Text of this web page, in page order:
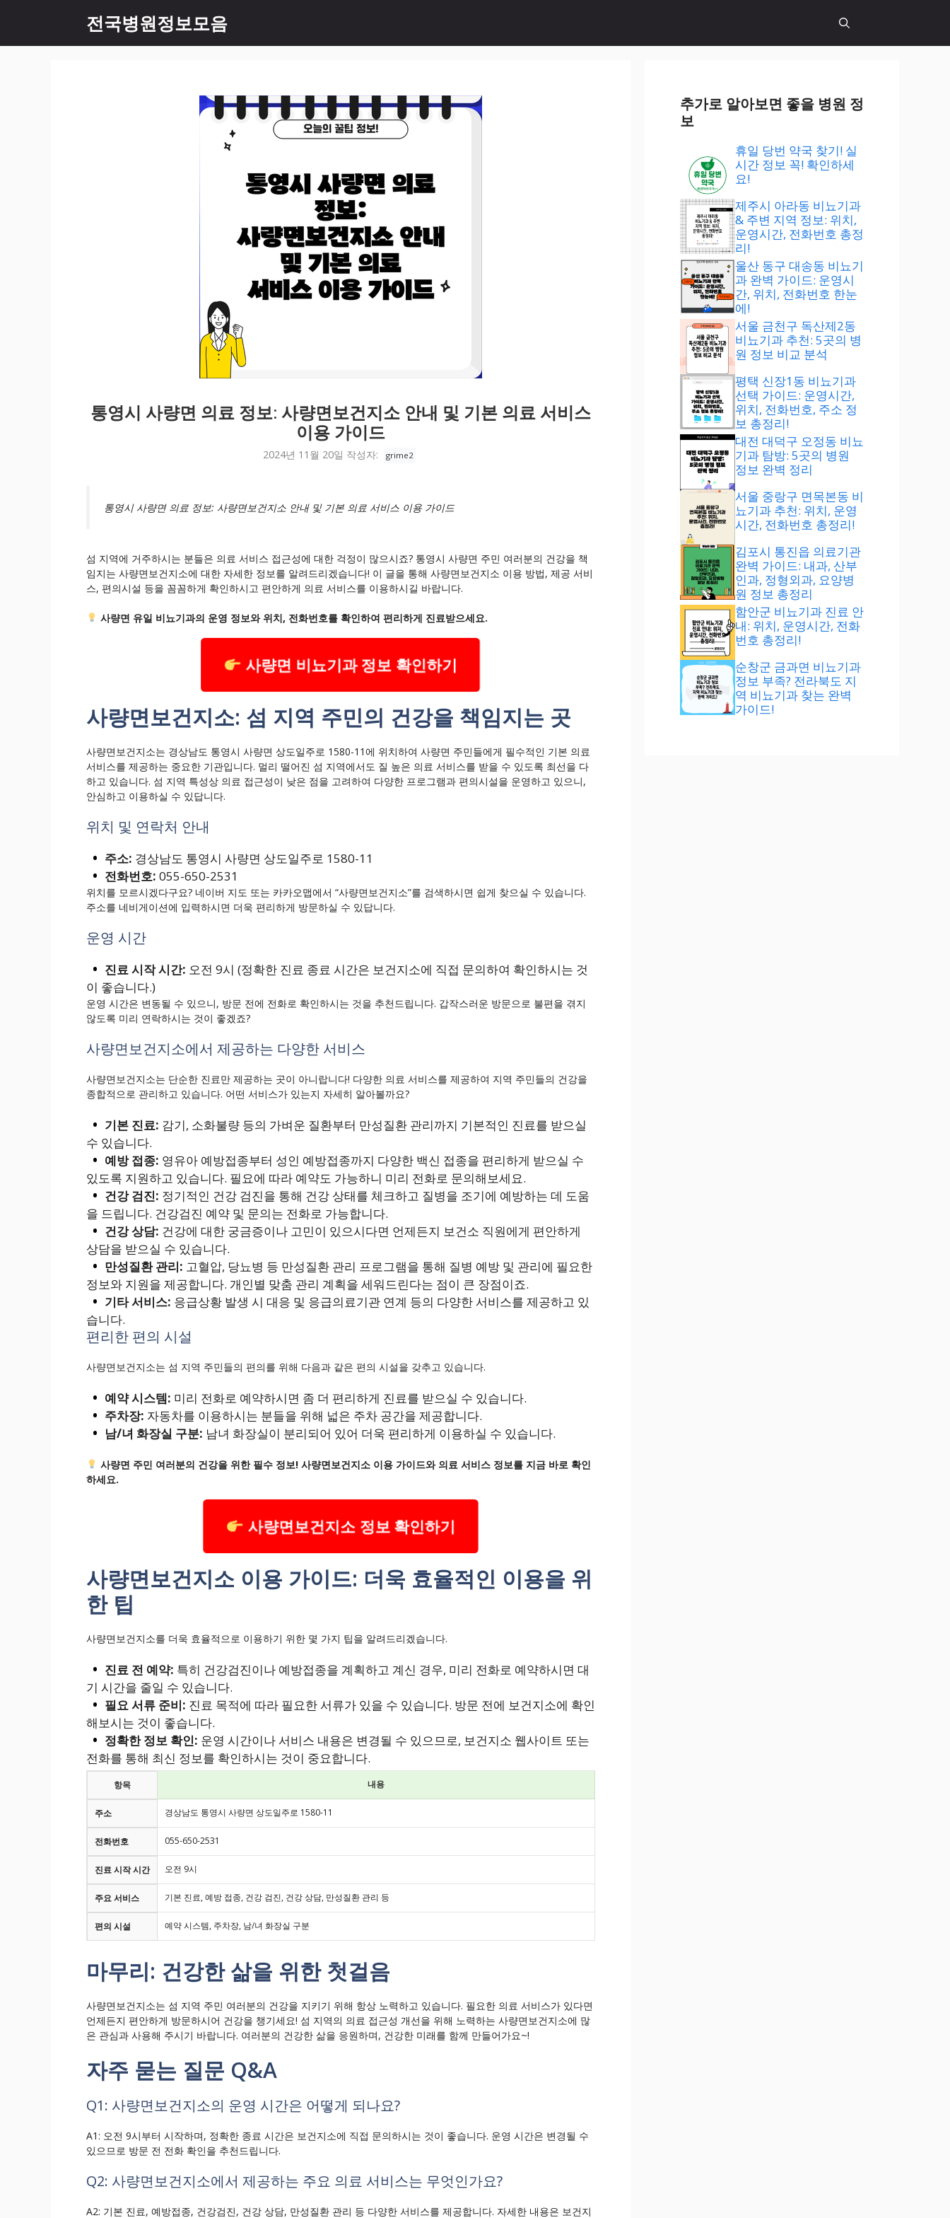
츠
전국병원정보모음
통영시 사량면 의료 정보: 사량면보건지소 안내 및 기본 의료 서비스
이용 가이드
2024년 11월 20일 작성자: grime2
통영시 사량면 의료 정보: 사량면보건지소 안내 및 기본 의료 서비스 이용 가이드
섬 지역에 거주하시는 분들은 의료 서비스 접근성에 대한 걱정이 많으시죠? 통영시 사량면 주민 여러분의 건강을 책
임지는 사량면보건지소에 대한 자세한 정보를 알려드리겠습니다! 이 글을 통해 사량면보건지소 이용 방법, 제공 서비
스, 편의시설 등을 꼼꼼하게 확인하시고 편안하게 의료 서비스를 이용하시길 바랍니다.
사량면 유일 비뇨기과의 운영 정보와 위치, 전화번호를 확인하여 편리하게 진료받으세요.
사량면 비뇨기과 정보 확인하기
사량면보건지소: 섬 지역 주민의 건강을 책임지는 곳
사량면보건지소는 경상남도 통영시 사량면 상도일주로 1580-11에 위치하여 사량면 주민들에게 필수적인 기본 의료
서비스를 제공하는 중요한 기관입니다. 멀리 떨어진 섬 지역에서도 질 높은 의료 서비스를 받을 수 있도록 최선을 다
하고 있습니다. 섬 지역 특성상 의료 접근성이 낮은 점을 고려하여 다양한 프로그램과 편의시설을 운영하고 있으니,
안심하고 이용하실 수 있답니다.
위치 및 연락처 안내
주소: 경상남도 통영시 사량면 상도일주로 1580-11
전화번호: 055-650-2531
위치를 모르시겠다구요? 네이버 지도 또는 카카오맵에서 “사량면보건지소”를 검색하시면 쉽게 찾으실 수 있습니다.
주소를 네비게이션에 입력하시면 더욱 편리하게 방문하실 수 있답니다.
운영 시간
진료 시작 시간: 오전 9시 (정확한 진료 종료 시간은 보건지소에 직접 문의하여 확인하시는 것
이 좋습니다.)
운영 시간은 변동될 수 있으니, 방문 전에 전화로 확인하시는 것을 추천드립니다. 갑작스러운 방문으로 불편을 겪지
않도록 미리 연락하시는 것이 좋겠죠?
사량면보건지소에서 제공하는 다양한 서비스
사량면보건지소는 단순한 진료만 제공하는 곳이 아니랍니다! 다양한 의료 서비스를 제공하여 지역 주민들의 건강을
종합적으로 관리하고 있습니다. 어떤 서비스가 있는지 자세히 알아볼까요?
기본 진료: 감기, 소화불량 등의 가벼운 질환부터 만성질환 관리까지 기본적인 진료를 받으실
수 있습니다.
예방 접종: 영유아 예방접종부터 성인 예방접종까지 다양한 백신 접종을 편리하게 받으실 수
있도록 지원하고 있습니다. 필요에 따라 예약도 가능하니 미리 전화로 문의해보세요.
건강 검진: 정기적인 건강 검진을 통해 건강 상태를 체크하고 질병을 조기에 예방하는 데 도움
을 드립니다. 건강검진 예약 및 문의는 전화로 가능합니다.
건강 상담: 건강에 대한 궁금증이나 고민이 있으시다면 언제든지 보건소 직원에게 편안하게
상담을 받으실 수 있습니다.
만성질환 관리: 고혈압, 당뇨병 등 만성질환 관리 프로그램을 통해 질병 예방 및 관리에 필요한
정보와 지원을 제공합니다. 개인별 맞춤 관리 계획을 세워드린다는 점이 큰 장점이죠.
기타 서비스: 응급상황 발생 시 대응 및 응급의료기관 연계 등의 다양한 서비스를 제공하고 있
습니다.
편리한 편의 시설
사량면보건지소는 섬 지역 주민들의 편의를 위해 다음과 같은 편의 시설을 갖추고 있습니다.
예약 시스템: 미리 전화로 예약하시면 좀 더 편리하게 진료를 받으실 수 있습니다.
주차장: 자동차를 이용하시는 분들을 위해 넓은 주차 공간을 제공합니다.
남/녀 화장실 구분: 남녀 화장실이 분리되어 있어 더욱 편리하게 이용하실 수 있습니다.
사량면 주민 여러분의 건강을 위한 필수 정보! 사량면보건지소 이용 가이드와 의료 서비스 정보를 지금 바로 확인
하세요.
사량면보건지소 정보 확인하기
사량면보건지소 이용 가이드: 더욱 효율적인 이용을 위
한 팁
사량면보건지소를 더욱 효율적으로 이용하기 위한 몇 가지 팁을 알려드리겠습니다.
진료 전 예약: 특히 건강검진이나 예방접종을 계획하고 계신 경우, 미리 전화로 예약하시면 대
기 시간을 줄일 수 있습니다.
필요 서류 준비: 진료 목적에 따라 필요한 서류가 있을 수 있습니다. 방문 전에 보건지소에 확인
해보시는 것이 좋습니다.
정확한 정보 확인: 운영 시간이나 서비스 내용은 변경될 수 있으므로, 보건지소 웹사이트 또는
전화를 통해 최신 정보를 확인하시는 것이 중요합니다.
항목 내용
주소 경상남도 통영시 사량면 상도일주로 1580-11
전화번호 055-650-2531
진료 시작 시간 오전 9시
주요 서비스 기본 진료, 예방 접종, 건강 검진, 건강 상담, 만성질환 관리 등
편의 시설 예약 시스템, 주차장, 남/녀 화장실 구분
마무리: 건강한 삶을 위한 첫걸음
사량면보건지소는 섬 지역 주민 여러분의 건강을 지키기 위해 항상 노력하고 있습니다. 필요한 의료 서비스가 있다면
언제든지 편안하게 방문하시어 건강을 챙기세요! 섬 지역의 의료 접근성 개선을 위해 노력하는 사량면보건지소에 많
은 관심과 사용해 주시기 바랍니다. 여러분의 건강한 삶을 응원하며, 건강한 미래를 함께 만들어가요~!
자주 묻는 질문 Q&A
Q1: 사량면보건지소의 운영 시간은 어떻게 되나요?
A1: 오전 9시부터 시작하며, 정확한 종료 시간은 보건지소에 직접 문의하시는 것이 좋습니다. 운영 시간은 변경될 수
있으므로 방문 전 전화 확인을 추천드립니다.
Q2: 사량면보건지소에서 제공하는 주요 의료 서비스는 무엇인가요?
A2: 기본 진료, 예방접종, 건강검진, 건강 상담, 만성질환 관리 등 다양한 서비스를 제공합니다. 자세한 내용은 보건지
추가로 알아보면 좋을 병원 정
보
휴일 당번 약국 찾기! 실
시간 정보 꼭! 확인하세
요!
제주시 아라동 비뇨기과
& 주변 지역 정보: 위치,
운영시간, 전화번호 총정
리!
울산 동구 대송동 비뇨기
과 완벽 가이드: 운영시
간, 위치, 전화번호 한눈
에!
서울 금천구 독산제2동
비뇨기과 추천: 5곳의 병
원 정보 비교 분석
평택 신장1동 비뇨기과
선택 가이드: 운영시간,
위치, 전화번호, 주소 정
보 총정리!
대전 대덕구 오정동 비뇨
기과 탐방: 5곳의 병원
정보 완벽 정리
서울 중랑구 면목본동 비
뇨기과 추천: 위치, 운영
시간, 전화번호 총정리!
김포시 통진읍 의료기관
완벽 가이드: 내과, 산부
인과, 정형외과, 요양병
원 정보 총정리
함안군 비뇨기과 진료 안
내: 위치, 운영시간, 전화
번호 총정리!
순창군 금과면 비뇨기과
정보 부족? 전라북도 지
역 비뇨기과 찾는 완벽
가이드!